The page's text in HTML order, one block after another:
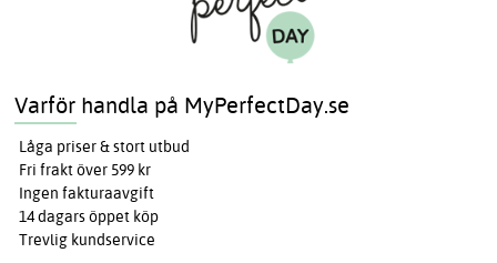
Varför handla på MyPerfectDay.se
Låga priser & stort utbud
Fri frakt över 599 kr
Ingen fakturaavgift
14 dagars öppet köp
Trevlig kundservice